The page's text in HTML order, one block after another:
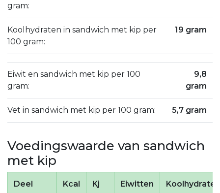
gram:
Koolhydraten in sandwich met kip per
100 gram:
19 gram
Eiwit en sandwich met kip per 100
gram:
9,8
gram
Vet in sandwich met kip per 100 gram: 5,7 gram
Voedingswaarde van sandwich
met kip
Deel Kcal Kj Eiwitten Koolhydraten